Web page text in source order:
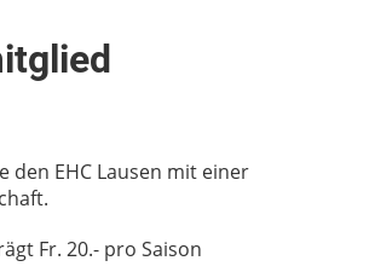
den EHC Lausen mit einer
Fr. 20.- pro Saison